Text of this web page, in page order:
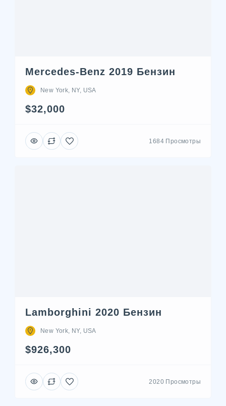
Mercedes-Benz 2019 Бензин
New York, NY, USA
$32,000
1684 Просмотры
Lamborghini 2020 Бензин
New York, NY, USA
$926,300
2020 Просмотры